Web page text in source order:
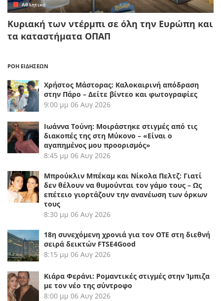
Αθλητικά
Κυριακή των ντέρμπι σε όλη την Ευρώπη και
τα καταστήματα ΟΠΑΠ
ΡΟΗ ΕΙΔΗΣΕΩΝ
Χρήστος Μάστορας: Καλοκαιρινή απόδραση
στην Πάρο – Δείτε βίντεο και φωτογραφίες
9:00 μμ 06 Αυγ 2026
Ιωάννα Τούνη: Μοιράστηκε στιγμές από τις
διακοπές της στη Μύκονο – «Είναι ο
αγαπημένος μου προορισμός»
8:45 μμ 06 Αυγ 2026
Μπρούκλιν Μπέκαμ και Νίκολα Πελτζ: Γιατί
δεν θέλουν να θυμούνται τον γάμο τους – Ως
επέτειο γιορτάζουν την ανανέωση των όρκων
τους
8:30 μμ 06 Αυγ 2026
18η συνεχόμενη χρονιά για τον ΟΤΕ στη διεθνή
σειρά δεικτών FTSE4Good
8:15 μμ 06 Αυγ 2026
Κιάρα Φεράνι: Ρομαντικές στιγμές στην Ίμπιζα
με τον νέο της σύντροφο
8:00 μμ 06 Αυγ 2026